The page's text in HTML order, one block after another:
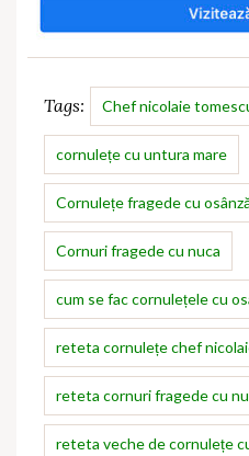
Tags: Chef nicolaie
cornulețe cu untura mare
Cornulețe fragede cu
Cornuri fragede cu nuca
cum se fac cornulețele cu
reteta cornulețe chef
reteta cornuri fragede cu
reteta veche de cornulețe